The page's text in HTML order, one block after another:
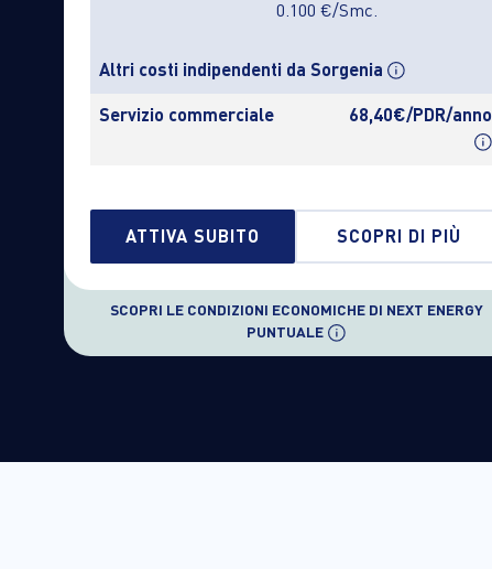
0.100 €/Smc.
Altri costi indipendenti da Sorgenia
Servizio commerciale
68,40€/PDR/anno
ATTIVA SUBITO SCOPRI DI PIÙ
SCOPRI LE CONDIZIONI ECONOMICHE DI NEXT ENERGY
PUNTUALE